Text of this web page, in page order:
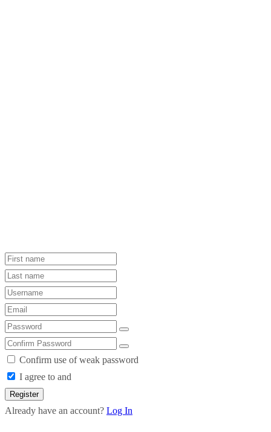
Confirm use of weak password
I agree to and
Register
Already have an account? Log In